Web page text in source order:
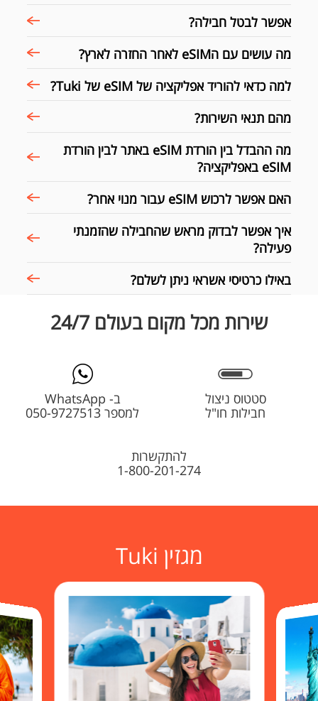
אפשר לבטל חבילה?
מה עושים עם הeSIM לאחר החזרה לארץ?
למה כדאי להוריד אפליקציה של eSIM של Tuki?
מהם תנאי השירות?
מה ההבדל בין הורדת eSIM באתר לבין הורדת
eSIM באפליקציה?
האם אפשר לרכוש eSIM עבור מנוי אחר?
איך אפשר לבדוק מראש שהחבילה שהזמנתי
פעילה?
באילו כרטיסי אשראי ניתן לשלם?
שירות מכל מקום בעולם 24/7
סטטוס ניצול
חבילות חו"ל
ב- WhatsApp
למספר 050-9727513
להתקשרות
1-800-201-274
מגזין Tuki